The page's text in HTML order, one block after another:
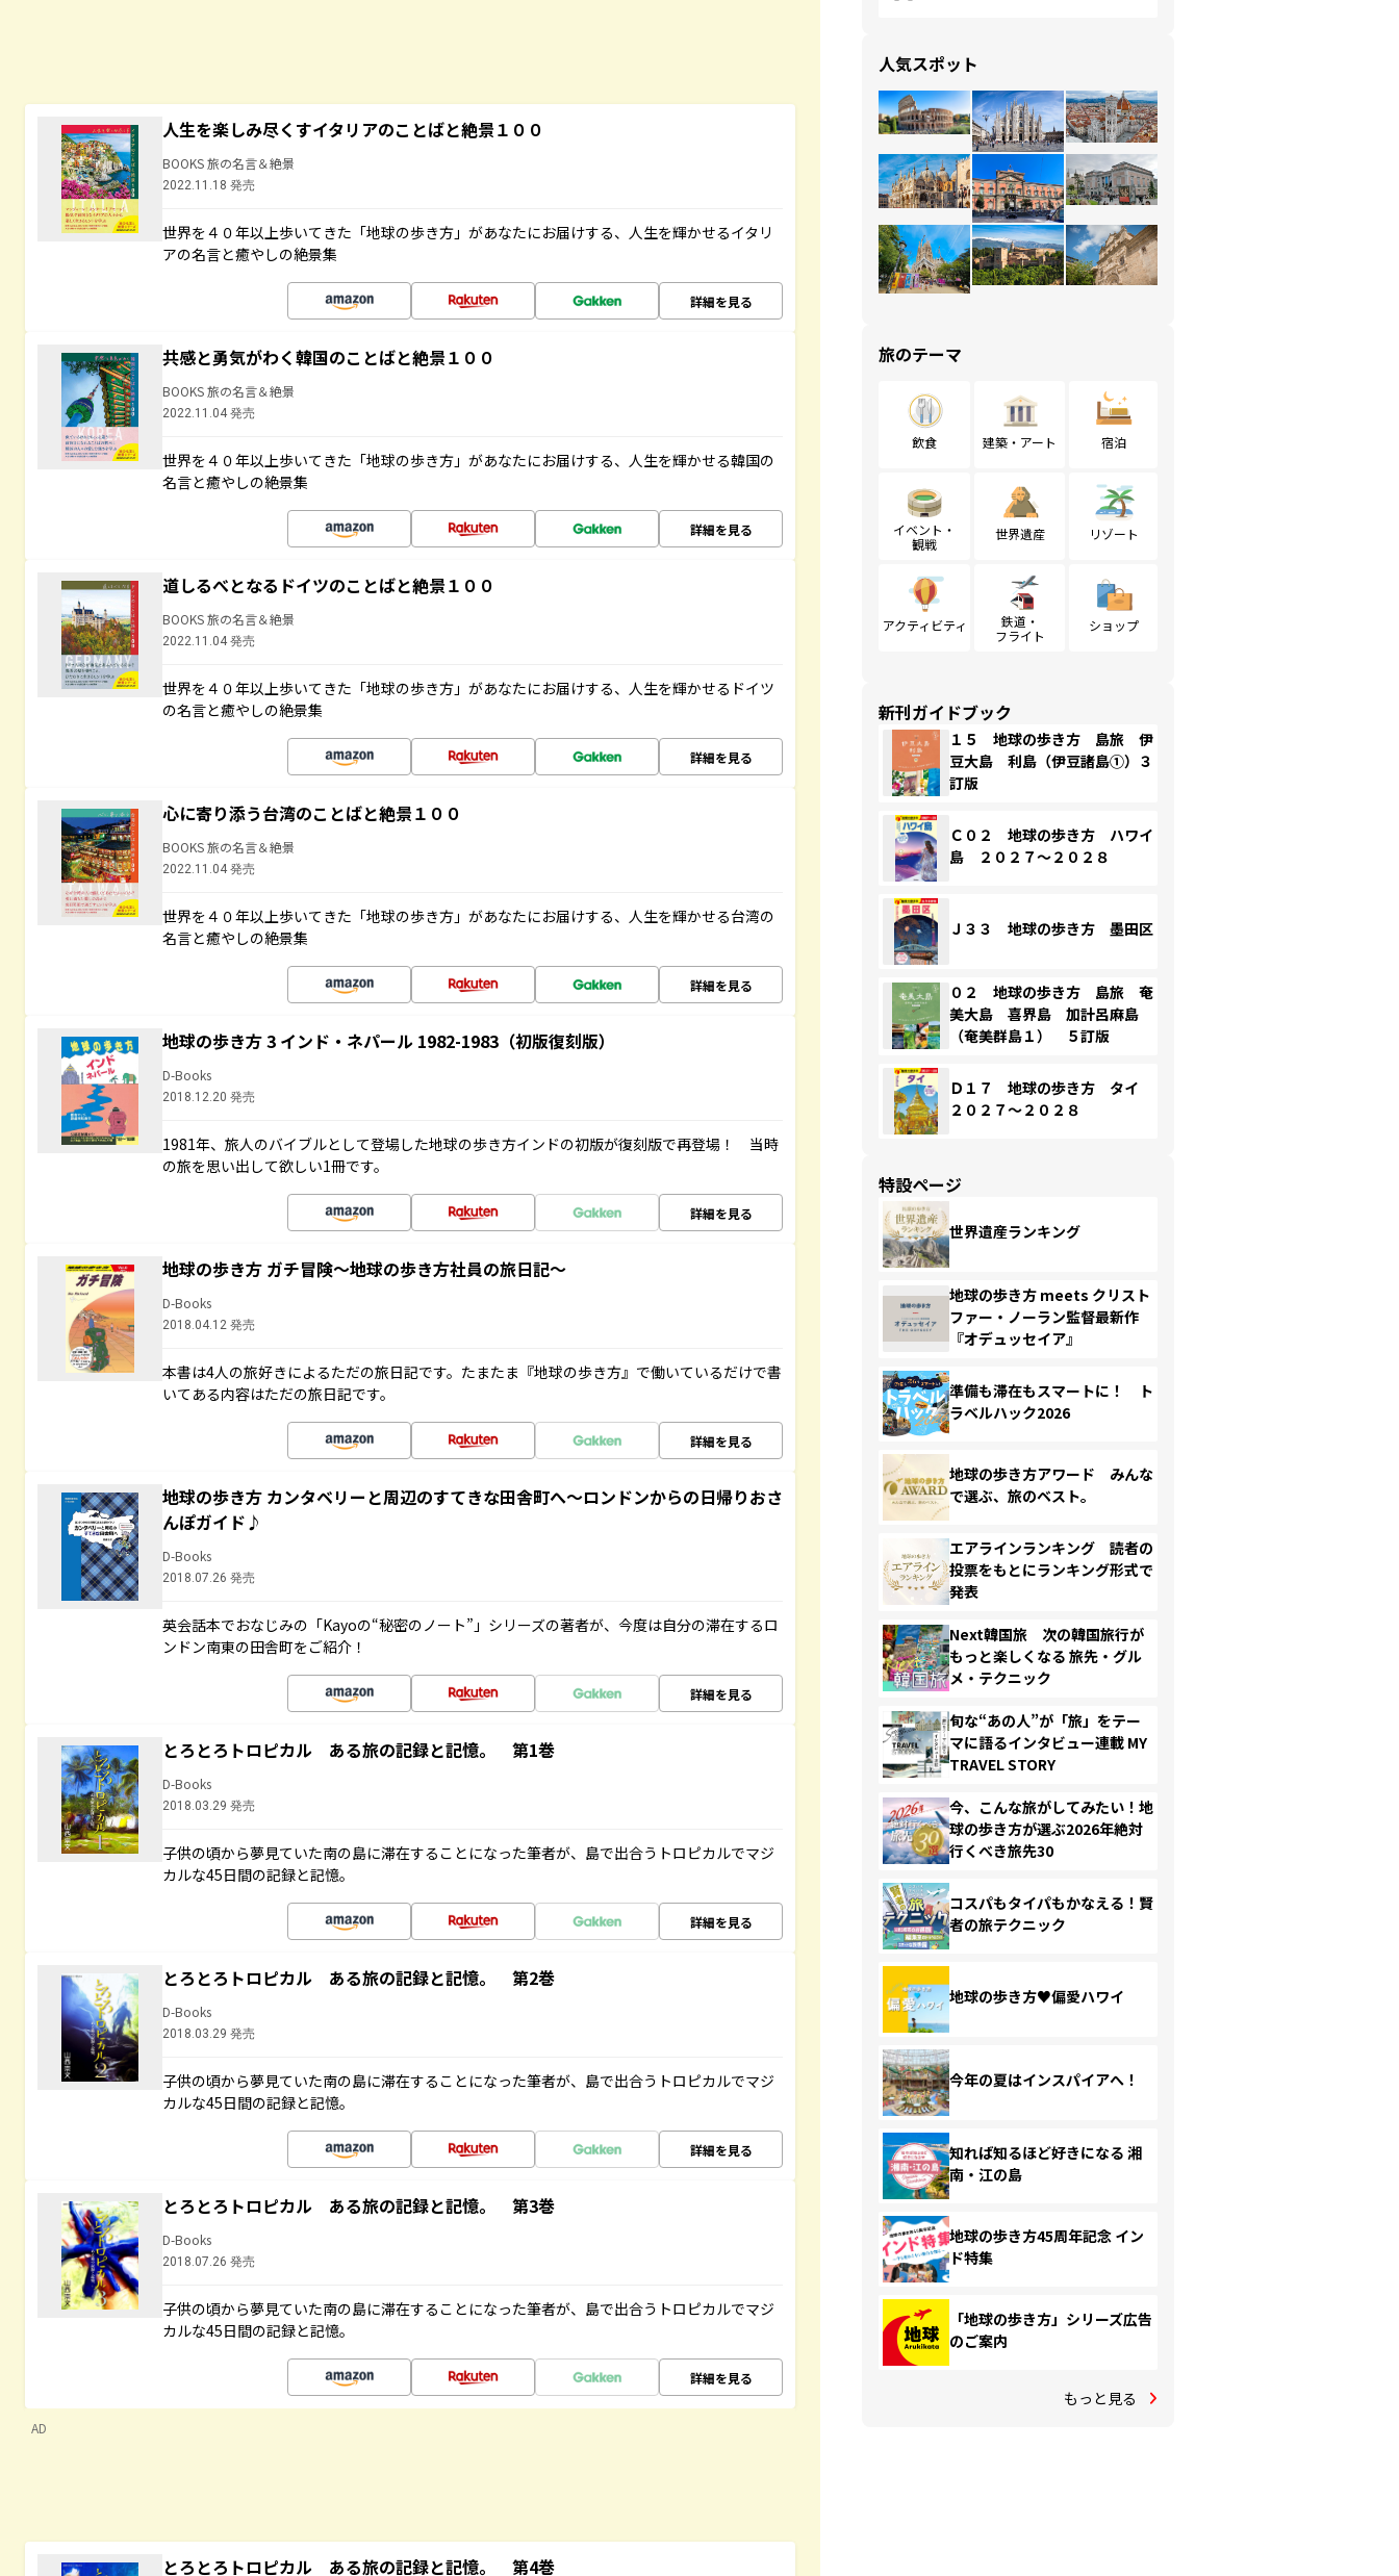
人生を楽しみ尽くすイタリアのことばと絶景１００
BOOKS 旅の名言＆絶景
2022.11.18 発売
世界を４０年以上歩いてきた「地球の歩き方」があなたにお届けする、人生を輝かせるイタリ
アの名言と癒やしの絶景集
詳細を見る
共感と勇気がわく韓国のことばと絶景１００
BOOKS 旅の名言＆絶景
2022.11.04 発売
世界を４０年以上歩いてきた「地球の歩き方」があなたにお届けする、人生を輝かせる韓国の
名言と癒やしの絶景集
詳細を見る
道しるべとなるドイツのことばと絶景１００
BOOKS 旅の名言＆絶景
2022.11.04 発売
世界を４０年以上歩いてきた「地球の歩き方」があなたにお届けする、人生を輝かせるドイツ
の名言と癒やしの絶景集
詳細を見る
心に寄り添う台湾のことばと絶景１００
BOOKS 旅の名言＆絶景
2022.11.04 発売
世界を４０年以上歩いてきた「地球の歩き方」があなたにお届けする、人生を輝かせる台湾の
名言と癒やしの絶景集
詳細を見る
地球の歩き方 3 インド・ネパール 1982-1983（初版復刻版）
D-Books
2018.12.20 発売
1981年、旅人のバイブルとして登場した地球の歩き方インドの初版が復刻版で再登場！ 当時
の旅を思い出して欲しい1冊です。
詳細を見る
地球の歩き方 ガチ冒険～地球の歩き方社員の旅日記～
D-Books
2018.04.12 発売
本書は4人の旅好きによるただの旅日記です。たまたま『地球の歩き方』で働いているだけで書
いてある内容はただの旅日記です。
詳細を見る
地球の歩き方 カンタベリーと周辺のすてきな田舎町へ～ロンドンからの日帰りおさ
んぽガイド♪
D-Books
2018.07.26 発売
英会話本でおなじみの「Kayoの“秘密のノート”」シリーズの著者が、今度は自分の滞在するロ
ンドン南東の田舎町をご紹介！
詳細を見る
とろとろトロピカル ある旅の記録と記憶。 第1巻
D-Books
2018.03.29 発売
子供の頃から夢見ていた南の島に滞在することになった筆者が、島で出合うトロピカルでマジ
カルな45日間の記録と記憶。
詳細を見る
とろとろトロピカル ある旅の記録と記憶。 第2巻
D-Books
2018.03.29 発売
子供の頃から夢見ていた南の島に滞在することになった筆者が、島で出合うトロピカルでマジ
カルな45日間の記録と記憶。
詳細を見る
とろとろトロピカル ある旅の記録と記憶。 第3巻
D-Books
2018.07.26 発売
子供の頃から夢見ていた南の島に滞在することになった筆者が、島で出合うトロピカルでマジ
カルな45日間の記録と記憶。
詳細を見る
AD
とろとろトロピカル ある旅の記録と記憶。 第4巻
人気スポット
旅のテーマ
飲食 建築・アート 宿泊
イベント・
観戦
世界遺産 リゾート
アクティビティ
鉄道・
フライト
ショップ
新刊ガイドブック
１５ 地球の歩き方 島旅 伊
豆大島 利島（伊豆諸島①）３
訂版
Ｃ０２ 地球の歩き方 ハワイ
島 ２０２７～２０２８
Ｊ３３ 地球の歩き方 墨田区
０２ 地球の歩き方 島旅 奄
美大島 喜界島 加計呂麻島
（奄美群島１） ５訂版
Ｄ１７ 地球の歩き方 タイ
２０２７～２０２８
特設ページ
世界遺産ランキング
地球の歩き方 meets クリスト
ファー・ノーラン監督最新作
『オデュッセイア』
準備も滞在もスマートに！ ト
ラベルハック2026
地球の歩き方アワード みんな
で選ぶ、旅のベスト。
エアラインランキング 読者の
投票をもとにランキング形式で
発表
Next韓国旅 次の韓国旅行が
もっと楽しくなる 旅先・グル
メ・テクニック
旬な“あの人”が「旅」をテー
マに語るインタビュー連載 MY
TRAVEL STORY
今、こんな旅がしてみたい！地
球の歩き方が選ぶ2026年絶対
行くべき旅先30
コスパもタイパもかなえる！賢
者の旅テクニック
地球の歩き方♥偏愛ハワイ
今年の夏はインスパイアへ！
知れば知るほど好きになる 湘
南・江の島
地球の歩き方45周年記念 イン
ド特集
「地球の歩き方」シリーズ広告
のご案内
もっと見る